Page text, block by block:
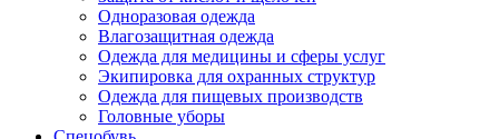
Одноразовая одежда
Влагозащитная одежда
Одежда для медицины и сферы услуг
Экипировка для охранных структур
Одежда для пищевых производств
Головные уборы